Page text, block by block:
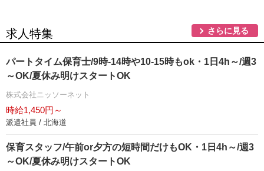
求人特集 さらに見る
パートタイム保育士/9時-14時や10-15時もok・1日4h～/週3
～OK/夏休み明けスタートOK
株式会社ニッソーネット
時給1,450円～
派遣社員 / 北海道
保育スタッフ/午前or夕方の短時間だけもOK・1日4h～/週3
～OK/夏休み明けスタートOK